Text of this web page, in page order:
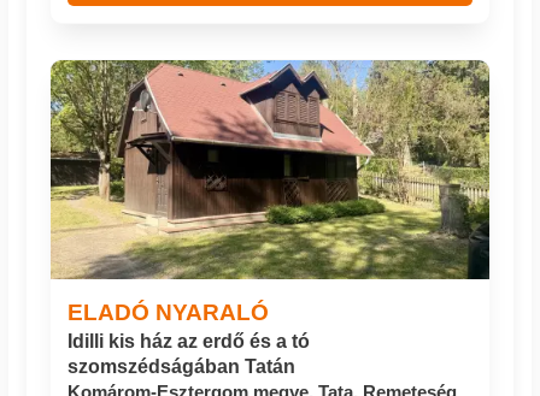
ELADÓ NYARALÓ
Idilli kis ház az erdő és a tó
szomszédságában Tatán